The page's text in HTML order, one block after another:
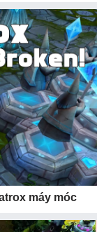
máy móc